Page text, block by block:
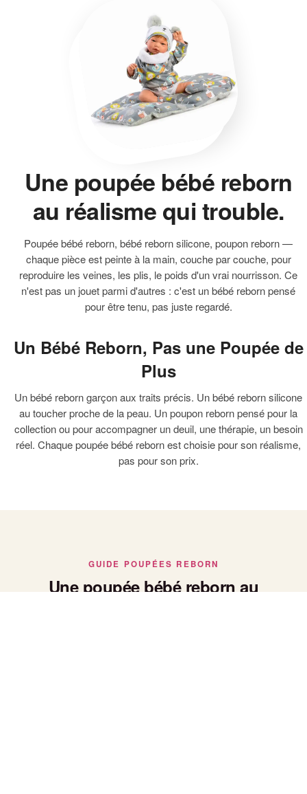
Une poupée bébé reborn
au réalisme qui trouble.
Poupée bébé reborn, bébé reborn silicone, poupon reborn —
chaque pièce est peinte à la main, couche par couche, pour
reproduire les veines, les plis, le poids d'un vrai nourrisson. Ce
n'est pas un jouet parmi d'autres : c'est un bébé reborn pensé
pour être tenu, pas juste regardé.
Un Bébé Reborn, Pas une Poupée de
Plus
Un bébé reborn garçon aux traits précis. Un bébé reborn silicone
au toucher proche de la peau. Un poupon reborn pensé pour la
collection ou pour accompagner un deuil, une thérapie, un besoin
réel. Chaque poupée bébé reborn est choisie pour son réalisme,
pas pour son prix.
GUIDE POUPÉES REBORN
Une poupée bébé reborn au